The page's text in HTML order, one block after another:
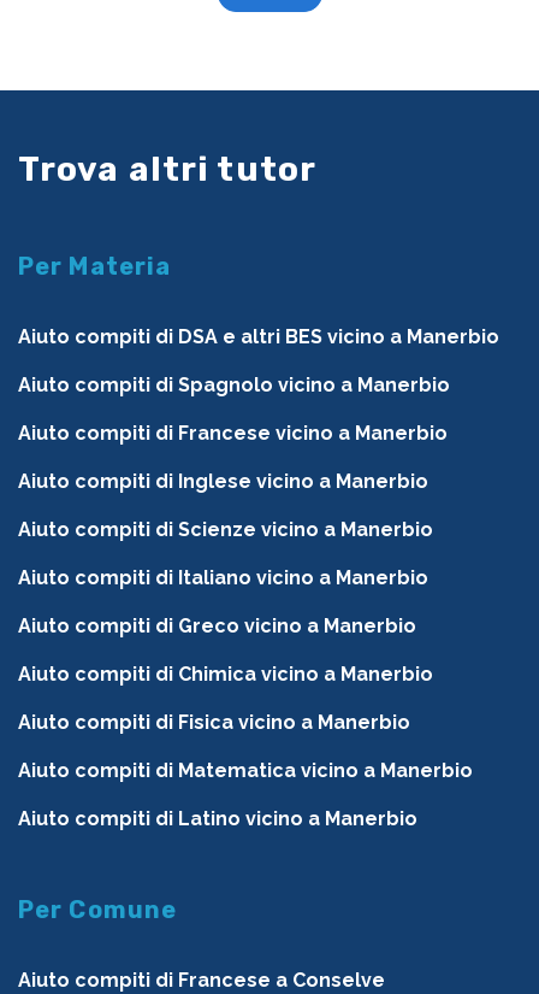
Trova altri tutor
Per Materia
Aiuto compiti di DSA e altri BES vicino a Manerbio
Aiuto compiti di Spagnolo vicino a Manerbio
Aiuto compiti di Francese vicino a Manerbio
Aiuto compiti di Inglese vicino a Manerbio
Aiuto compiti di Scienze vicino a Manerbio
Aiuto compiti di Italiano vicino a Manerbio
Aiuto compiti di Greco vicino a Manerbio
Aiuto compiti di Chimica vicino a Manerbio
Aiuto compiti di Fisica vicino a Manerbio
Aiuto compiti di Matematica vicino a Manerbio
Aiuto compiti di Latino vicino a Manerbio
Per Comune
Aiuto compiti di Francese a Conselve